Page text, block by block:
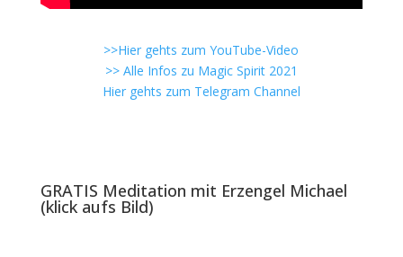
>>Hier gehts zum YouTube-Video
>> Alle Infos zu Magic Spirit 2021
Hier gehts zum Telegram Channel
GRATIS Meditation mit Erzengel Michael
(klick aufs Bild)